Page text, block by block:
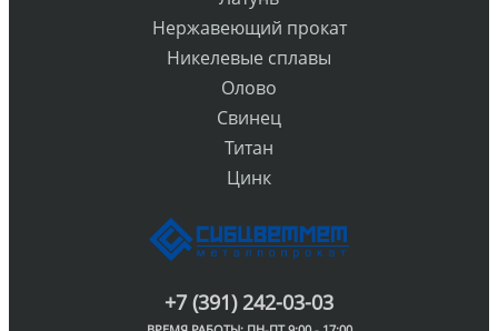
Нержавеющий прокат
Никелевые сплавы
Олово
Свинец
Титан
Цинк
+7 (391) 242-03-03